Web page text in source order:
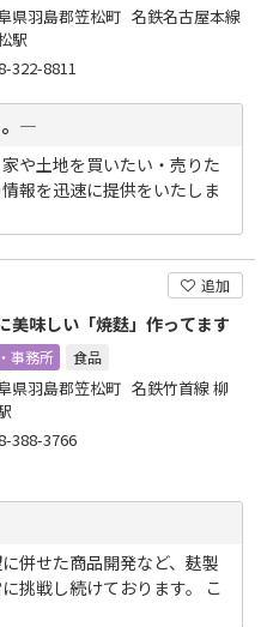
県羽島郡笠松町 名鉄名古屋本線
駅
322-8811
。―
や土地を買いたい・売りた
報を迅速に提供をいたしま
追加
美味しい「焼麩」作ってます
事務所 食品
県羽島郡笠松町 名鉄竹首線 柳
388-3766
併せた商品開発など、麸製
挑戦し続けております。 こ